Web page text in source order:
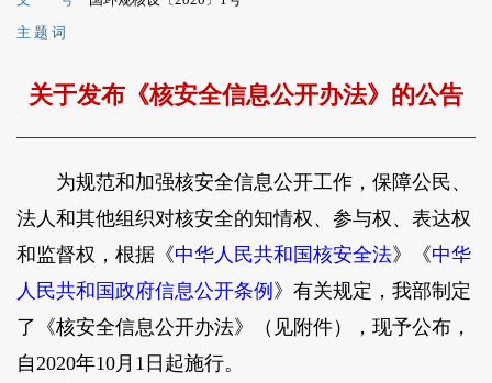
主 题 词
关于发布《核安全信息公开办法》的公告
为规范和加强核安全信息公开工作，保障公民、
法人和其他组织对核安全的知情权、参与权、表达权
和监督权，根据《中华人民共和国核安全法》《中华
人民共和国政府信息公开条例 》有关规定，我部制定
了《核安全信息公开办法》（见附件），现予公布，
自2020年10月1日起施行。